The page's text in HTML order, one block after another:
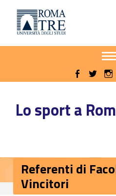
Referenti di Facoltà 2007/08-Vincitori - Sito delle iniziative sportive di Roma Tre
Lo sport a
WebMan on
Referenti di
Vincitori